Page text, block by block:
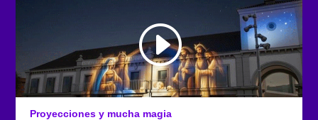
Proyecciones y mucha magia